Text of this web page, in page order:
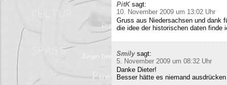
PitK sagt:
10. November 2009 um 13:02 Uhr
Gruss aus Niedersachsen und dank
die idee der historischen daten finde
Smily sagt:
5. November 2009 um 08:32 Uhr
Danke Dieter!
Besser hätte es niemand